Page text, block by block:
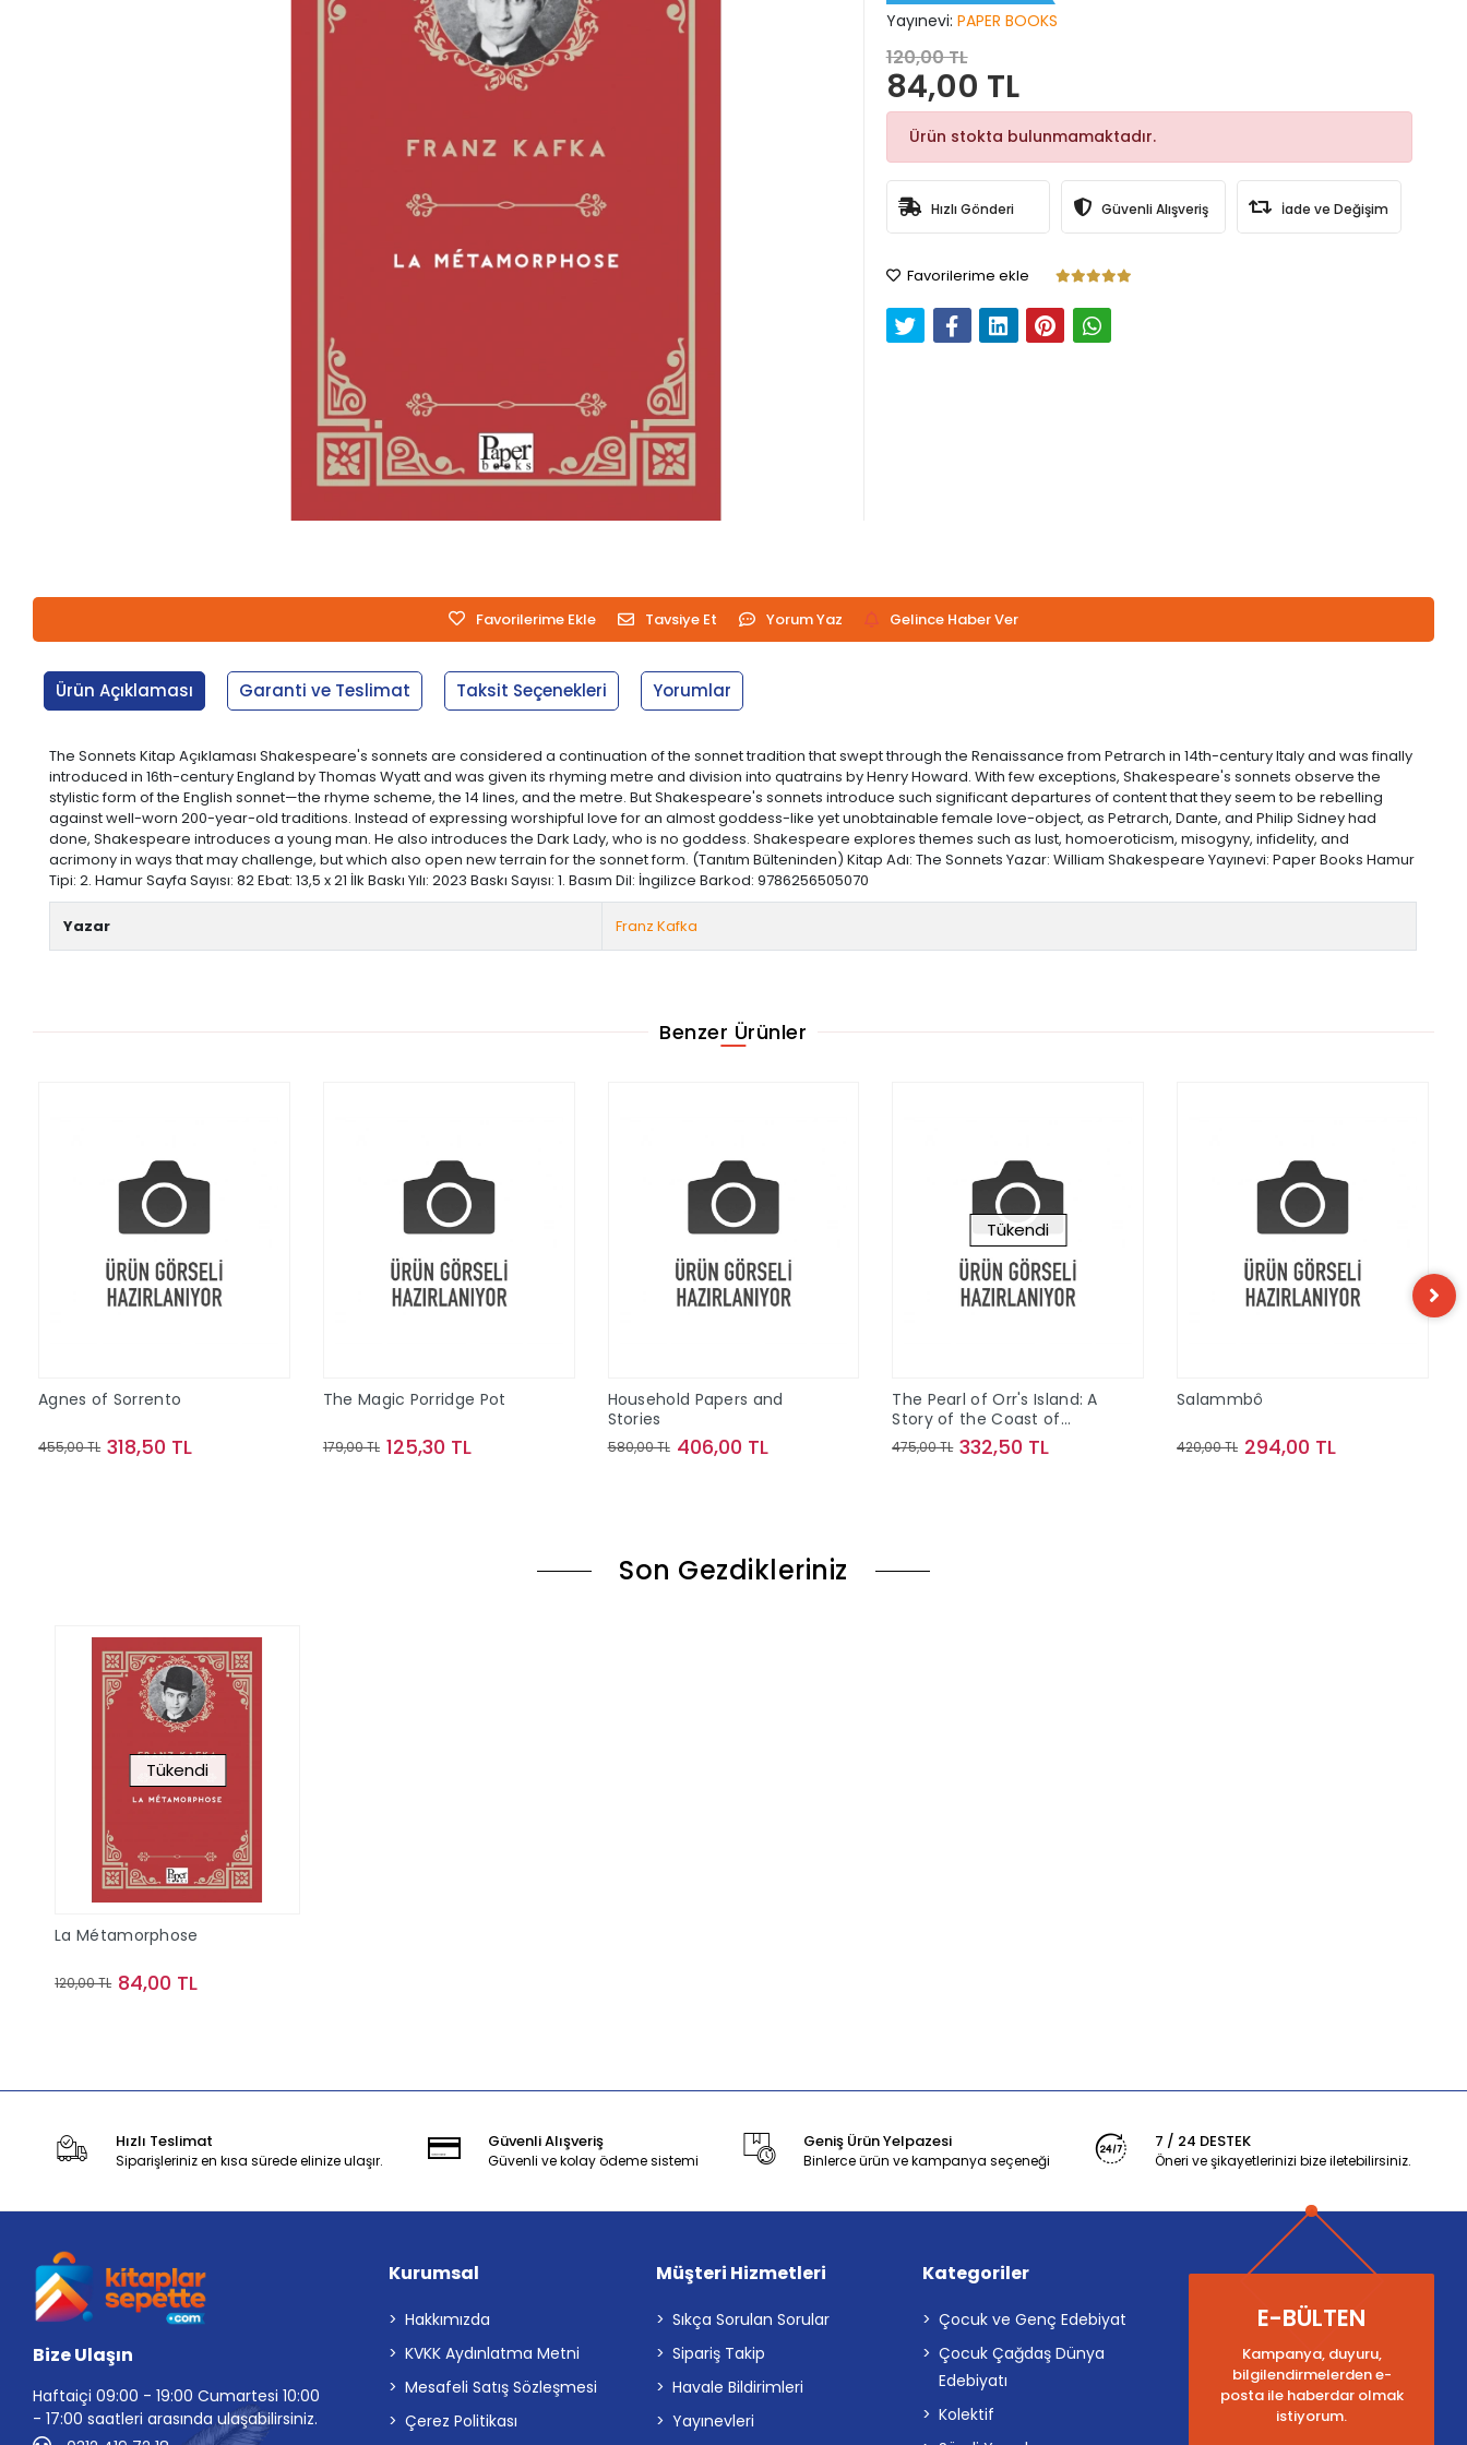
Yayınevi: PAPER BOOKS
120,00 TL
84,00 TL
Ürün stokta bulunmamaktadır.
Hızlı Gönderi Güvenli Alışveriş İade ve Değişim
Favorilerime ekle
Favorilerime Ekle Tavsiye Et Yorum Yaz Gelince Haber Ver
Ürün Açıklaması Garanti ve Teslimat Taksit Seçenekleri Yorumlar
The Sonnets Kitap Açıklaması Shakespeare's sonnets are considered a continuation of the sonnet tradition that swept through the Renaissance from Petrarch in 14th-century Italy and was finally
introduced in 16th-century England by Thomas Wyatt and was given its rhyming metre and division into quatrains by Henry Howard. With few exceptions, Shakespeare's sonnets observe the
stylistic form of the English sonnet—the rhyme scheme, the 14 lines, and the metre. But Shakespeare's sonnets introduce such significant departures of content that they seem to be rebelling
against well-worn 200-year-old traditions. Instead of expressing worshipful love for an almost goddess-like yet unobtainable female love-object, as Petrarch, Dante, and Philip Sidney had
done, Shakespeare introduces a young man. He also introduces the Dark Lady, who is no goddess. Shakespeare explores themes such as lust, homoeroticism, misogyny, infidelity, and
acrimony in ways that may challenge, but which also open new terrain for the sonnet form. (Tanıtım Bülteninden) Kitap Adı: The Sonnets Yazar: William Shakespeare Yayınevi: Paper Books Hamur
Tipi: 2. Hamur Sayfa Sayısı: 82 Ebat: 13,5 x 21 İlk Baskı Yılı: 2023 Baskı Sayısı: 1. Basım Dil: İngilizce Barkod: 9786256505070
Yazar Franz Kafka
Benzer Ürünler
Agnes of Sorrento
455,00 TL 318,50 TL
The Magic Porridge Pot
179,00 TL 125,30 TL
Household Papers and
Stories
580,00 TL 406,00 TL
Tükendi
The Pearl of Orr's Island: A
Story of the Coast of
Maine
475,00 TL 332,50 TL
Salammbô
420,00 TL 294,00 TL
Son Gezdikleriniz
Tükendi
La Métamorphose
120,00 TL 84,00 TL
Hızlı Teslimat
Siparişleriniz en kısa sürede elinize ulaşır.
Güvenli Alışveriş
Güvenli ve kolay ödeme sistemi
Geniş Ürün Yelpazesi
Binlerce ürün ve kampanya seçeneği
7 / 24 DESTEK
Öneri ve şikayetlerinizi bize iletebilirsiniz.
Bize Ulaşın
Haftaiçi 09:00 - 19:00 Cumartesi 10:00
- 17:00 saatleri arasında ulaşabilirsiniz.
Kurumsal
Hakkımızda
KVKK Aydınlatma Metni
Mesafeli Satış Sözleşmesi
Çerez Politikası
Müşteri Hizmetleri
Sıkça Sorulan Sorular
Sipariş Takip
Havale Bildirimleri
Yayınevleri
Kategoriler
Çocuk ve Genç Edebiyat
Çocuk Çağdaş Dünya
Edebiyatı
Kolektif
E-BÜLTEN
Kampanya, duyuru,
bilgilendirmelerden e-
posta ile haberdar olmak
istiyorum.